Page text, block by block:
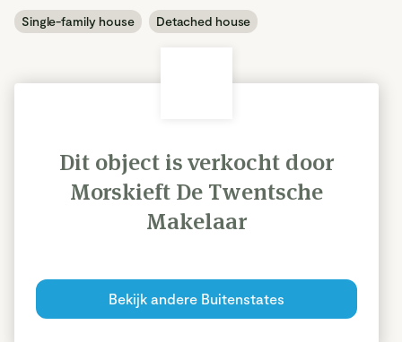
Single-family house Detached house
Dit object is verkocht door
Morskieft De Twentsche
Makelaar
Bekijk andere Buitenstates